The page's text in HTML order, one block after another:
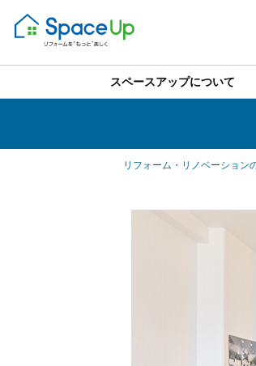
スペースアップについて
リフォーム・リノベーション